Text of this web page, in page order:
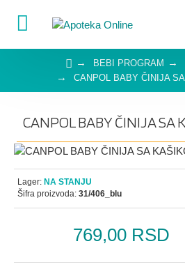
BEBI PROGRAM
CANPOL BABY ČINIJA
CANPOL BABY ČINIJA SA
769,00 RSD
Lager: NA STANJU
Šifra proizvoda: 31/406_blu